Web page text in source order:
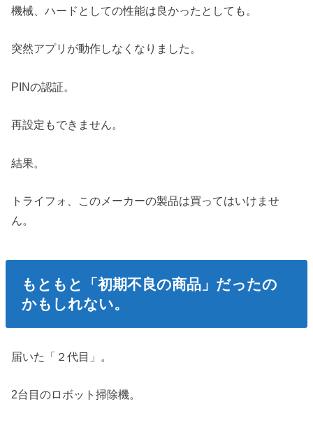
機械、ハードとしての性能は良かったとしても。
突然アプリが動作しなくなりました。
PINの認証。
再設定もできません。
結果。
トライフォ、このメーカーの製品は買ってはいけませ
ん。
もともと「初期不良の商品」だったの
かもしれない。
届いた「２代目」。
2台目のロボット掃除機。